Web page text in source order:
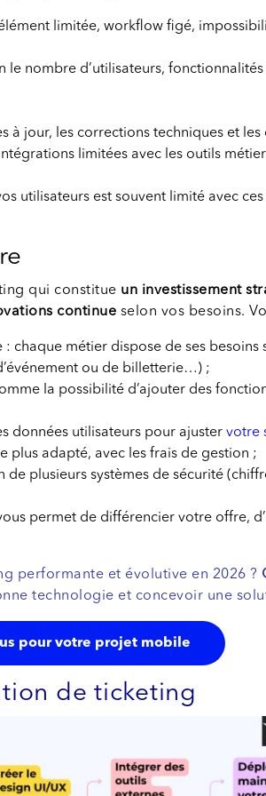
limitée, workflow figé,
nombre d’utilisateurs,
à jour, les corrections techniques et
limitées avec les outils
utilisateurs est souvent limité avec
qui constitue un investissement
continue selon vos besoins.
: chaque métier dispose de ses
ou de billetterie…) ;
la possibilité d’ajouter des
données utilisateurs pour ajuster votre
plus adapté, avec les frais de gestion ;
de plusieurs systèmes de sécurité
permet de différencier votre offre,
performante et évolutive en 2026 ?
technologie et concevoir une
pour votre projet mobile
de ticketing